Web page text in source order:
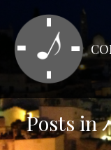
Posts in